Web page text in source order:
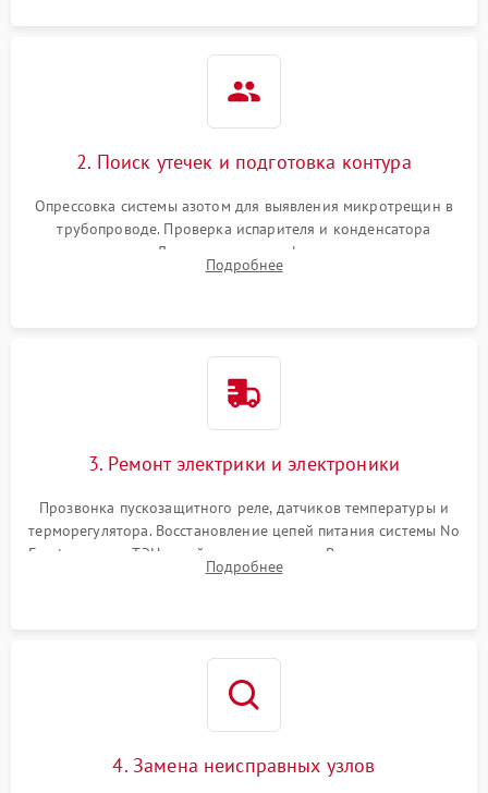
2. Поиск утечек и подготовка контура
Опрессовка системы азотом для выявления микротрещин в
трубопроводе. Проверка испарителя и конденсатора
течеискателем. Демонтаж старого фильтра-осушителя и
продувка капиллярной трубки для устранения засоров.
Подробнее
3. Ремонт электрики и электроники
Прозвонка пускозащитного реле, датчиков температуры и
терморегулятора. Восстановление цепей питания системы No
Frost, включая ТЭН оттайки и вентилятор. Ремонт или замена
платы управления при сбоях алгоритмов.
Подробнее
4. Замена неисправных узлов